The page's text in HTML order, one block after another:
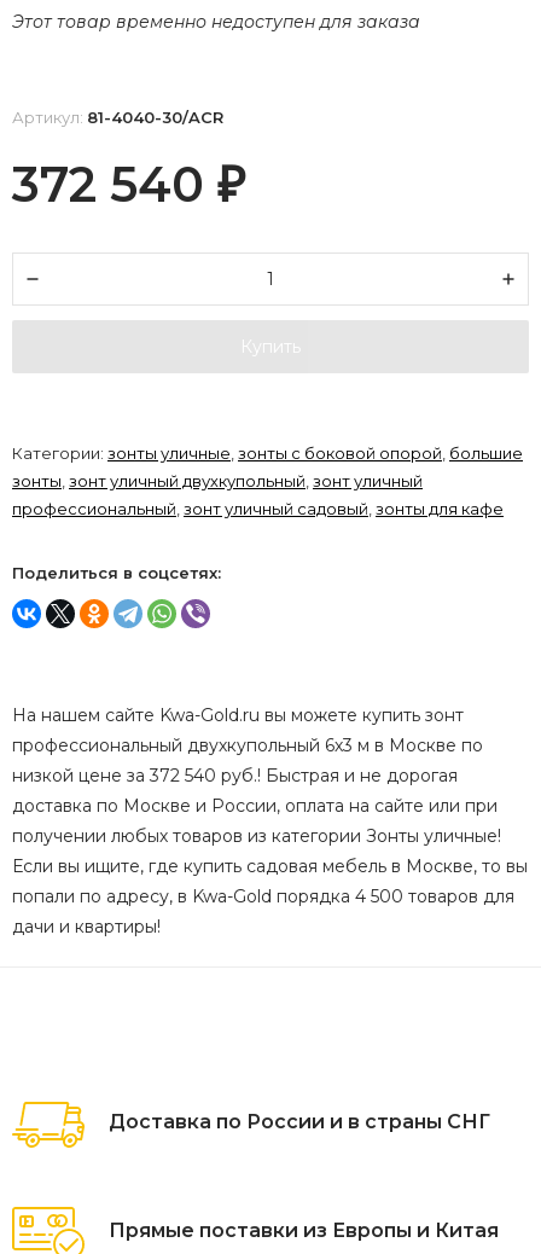
Этот товар временно недоступен для заказа
Артикул: 81-4040-30/ACR
372 540 ₽
Купить
Категории: зонты уличные,зонты с боковой опорой, большие
зонты,зонт уличный двухкупольный,зонт уличный
профессиональный,зонт уличный садовый,зонты для кафе
Поделиться в соцсетях:
На нашем сайте Kwa-Gold.ru вы можете купить зонт
профессиональный двухкупольный 6х3 м в Москве по
низкой цене за 372 540 руб.! Быстрая и не дорогая
доставка по Москве и России, оплата на сайте или при
получении любых товаров из категории Зонты уличные!
Если вы ищите, где купить садовая мебель в Москве, то вы
попали по адресу, в Kwa-Gold порядка 4 500 товаров для
дачи и квартиры!
Доставка по России и в страны СНГ
Прямые поставки из Европы и Китая